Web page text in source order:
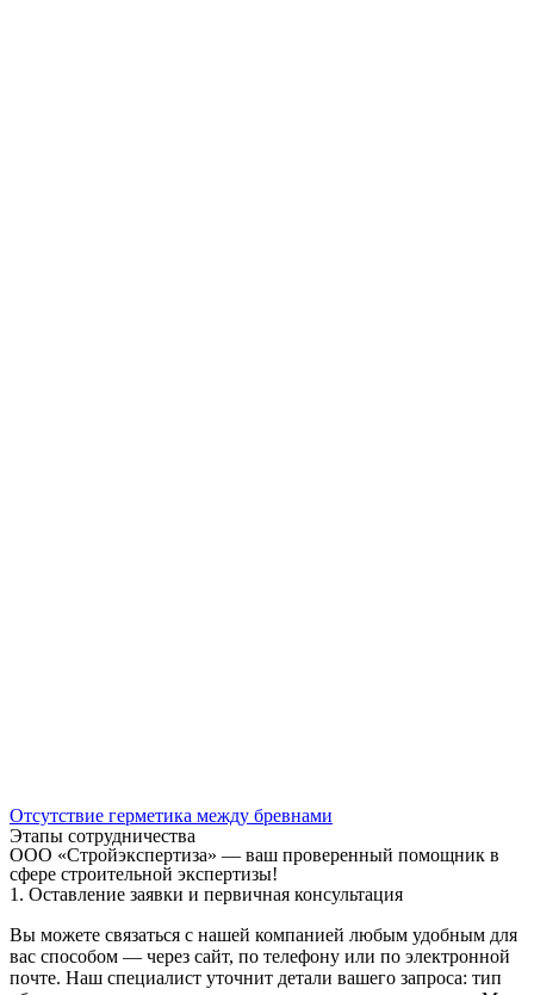
Отсутствие герметика между бревнами
Этапы сотрудничества
ООО «Стройэкспертиза» — ваш проверенный помощник в
сфере строительной экспертизы!
1. Оставление заявки и первичная консультация
Вы можете связаться с нашей компанией любым удобным для
вас способом — через сайт, по телефону или по электронной
почте. Наш специалист уточнит детали вашего запроса: тип